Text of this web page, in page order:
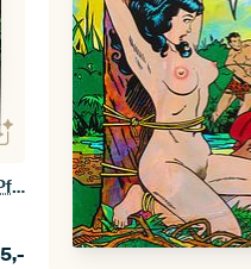
Verwunschener Regenwald mit üppigen Pflanzen